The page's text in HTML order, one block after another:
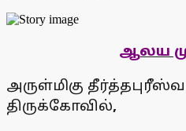
ஆலய
அருள்மிகு
திருக்கோவில்,